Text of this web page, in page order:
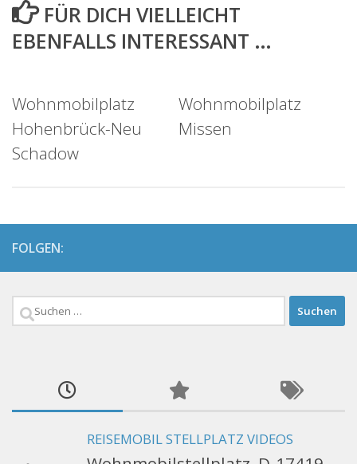
FÜR DICH VIELLEICHT
EBENFALLS INTERESSANT …
Wohnmobilplatz
Hohenbrück-Neu
Schadow
Wohnmobilplatz
Missen
FOLGEN:
Suchen
REISEMOBIL STELLPLATZ VIDEOS